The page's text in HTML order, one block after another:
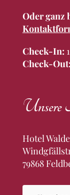
Oder ganz
Check-In:
Check-Out:
Unsere
Hotel
79868